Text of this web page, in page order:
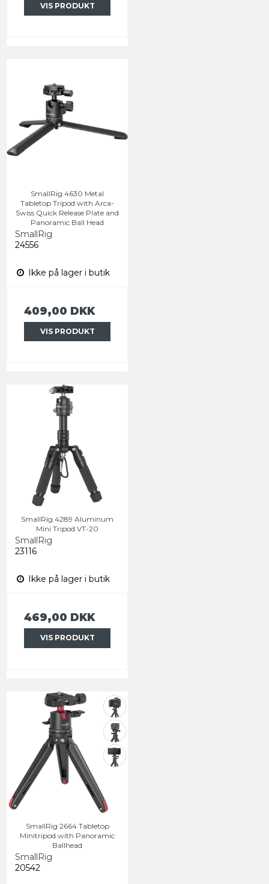
VIS PRODUKT
SmallRig 4630 Metal
Tabletop Tripod with Arca-
Swiss Quick Release Plate and
Panoramic Ball Head
SmallRig
24556
Ikke på lager i butik
409,00 DKK
VIS PRODUKT
SmallRig 4289 Aluminum
Mini Tripod VT-20
SmallRig
23116
Ikke på lager i butik
469,00 DKK
VIS PRODUKT
SmallRig 2664 Tabletop
Minitripod with Panoramic
Ballhead
SmallRig
20542